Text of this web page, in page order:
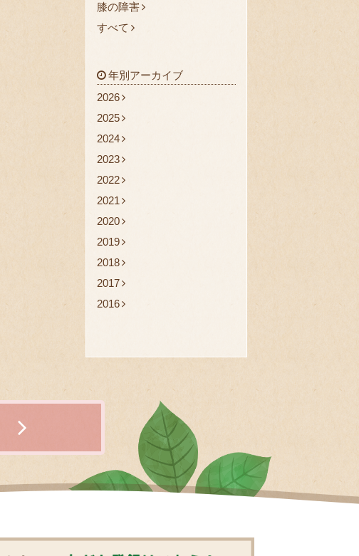
膝の障害
すべて
年別アーカイブ
2026
2025
2024
2023
2022
2021
2020
2019
2018
2017
2016